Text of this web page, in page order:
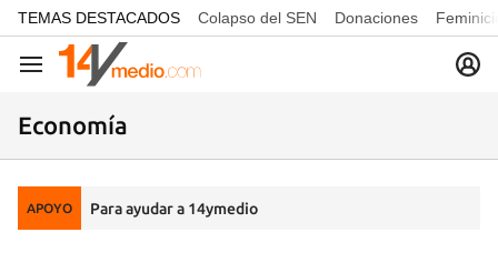
common.go-to-content
TEMAS DESTACADOS Colapso del SEN Donaciones
Navegación
Economía
APOYO Para ayudar a 14ymedio